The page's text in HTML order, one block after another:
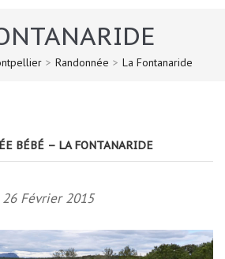
> Randonnée > La Fontanaride
BÉBÉ – LA FONTANARIDE
26 Février 2015